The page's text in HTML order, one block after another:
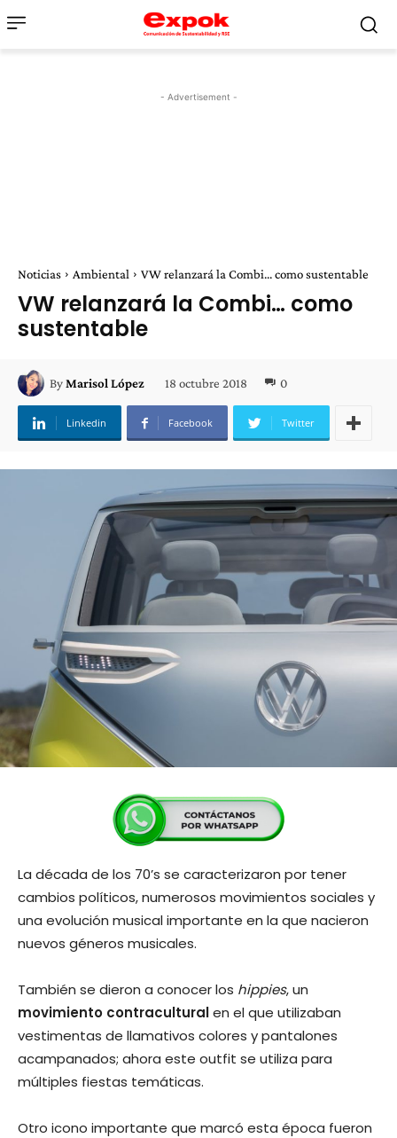
- Advertisement -
Noticias Ambiental VW relanzará la Combi... como sustentable
VW relanzará la Combi… como
sustentable
ByMarisol López 18 octubre 2018 0
Linkedin Facebook Twitter
La década de los 70’s se caracterizaron por tener
cambios políticos, numerosos movimientos sociales y
una evolución musical importante en la que nacieron
nuevos géneros musicales.
También se dieron a conocer los hippies, un
movimiento contraculturalen el que utilizaban
vestimentas de llamativos colores y pantalones
acampanados; ahora este outfit se utiliza para
múltiples fiestas temáticas.
Otro icono importante que marcó esta época fueron